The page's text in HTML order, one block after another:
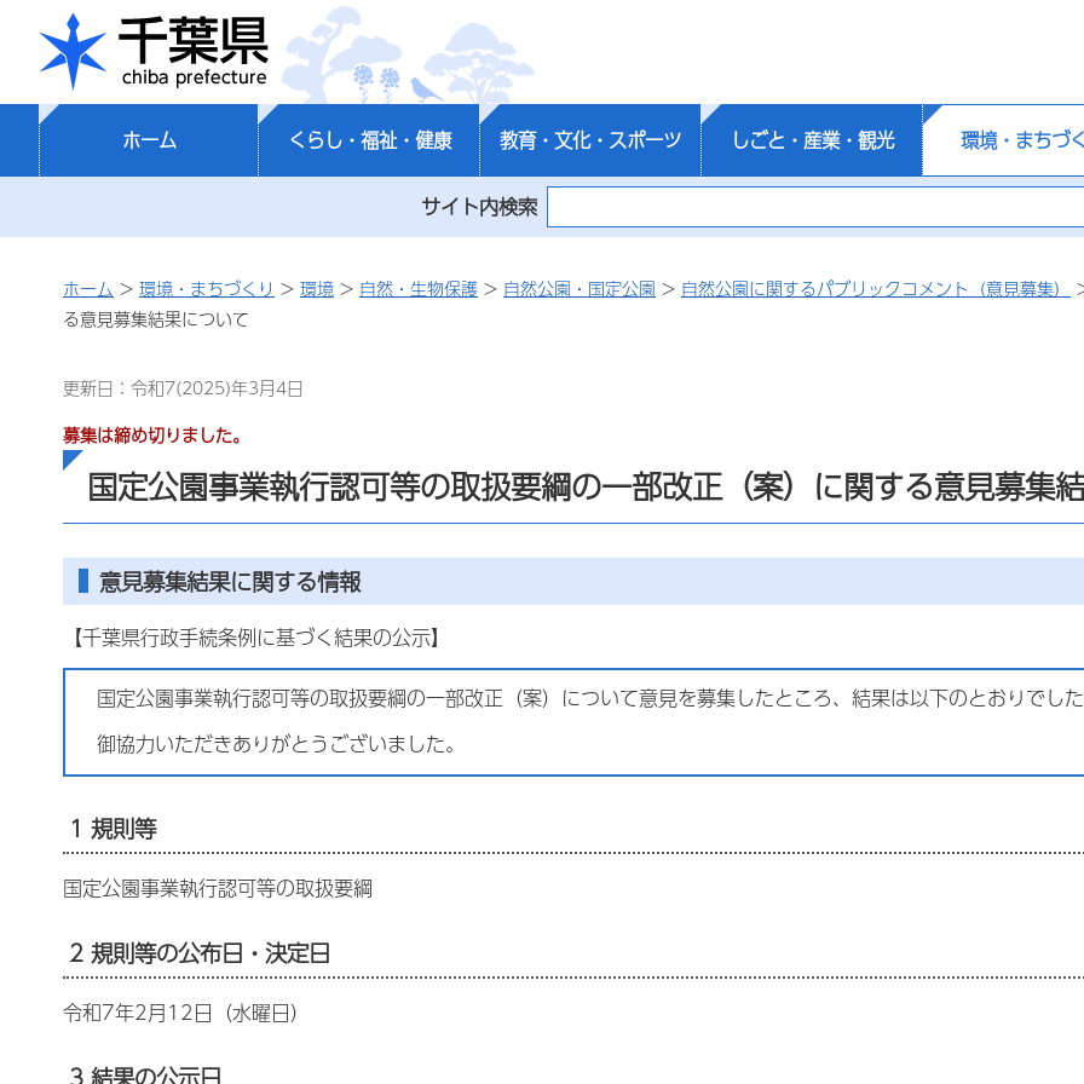
千葉県
ホーム くらし・福祉・健康 教育・文化・スポーツ しごと・産業・観光 環境・まちづ
サイト内検索
ホーム > 環境・まちづくり > 環境 > 自然・生物保護 > 自然公園・国定公園 > 自然公園に関するパブリックコメント（意見募集）
る意見募集結果について
更新日：令和7(2025)年3月4日
募集は締め切りました。
国定公園事業執行認可等の取扱要綱の一部改正（案）に関する意見募集
意見募集結果に関する情報
【千葉県行政手続条例に基づく結果の公示】
国定公園事業執行認可等の取扱要綱の一部改正（案）について意見を募集したところ、結果は以下のとおりでし
御協力いただきありがとうございました。
1 規則等
国定公園事業執行認可等の取扱要綱
2 規則等の公布日・決定日
令和7年2月12日（水曜日）